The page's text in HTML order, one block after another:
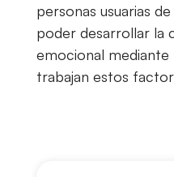
personas usuarias
poder desarrollar la
emocional
trabajan estos